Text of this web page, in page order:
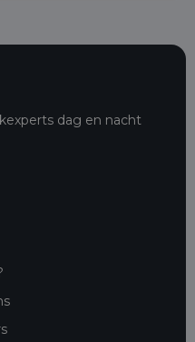
dag en nacht